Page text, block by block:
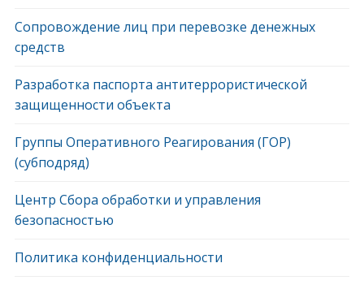
Сопровождение лиц при перевозке денежных
средств
Разработка паспорта антитеррористической
защищенности объекта
Группы Оперативного Реагирования (ГОР)
(субподряд)
Центр Сбора обработки и управления
безопасностью
Политика конфиденциальности